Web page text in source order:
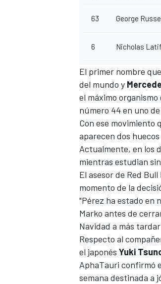
63 George
6 Nicholas
El primer nombre
del mundo y
el máximo
número 44 en uno
Con ese movimiento
aparecen dos
Actualmente, en los
mientras estudian
El asesor de Red Bull
momento de la
"Pérez ha estado en
Marko antes de
Navidad a más
Respecto al
el japonés Yuki
AphaTauri confirmó
semana destinada a